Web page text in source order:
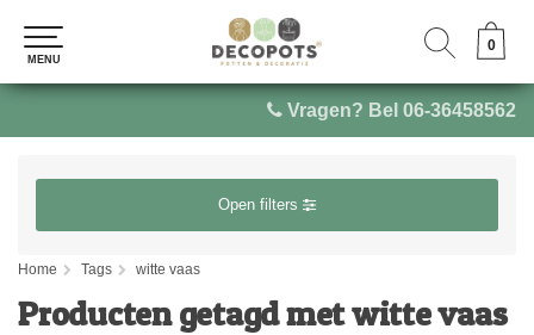
Vragen? Bel 06-36458562
0
MENU
0
MENU
Open filters
Home Tags witte vaas
Producten getagd met witte vaas